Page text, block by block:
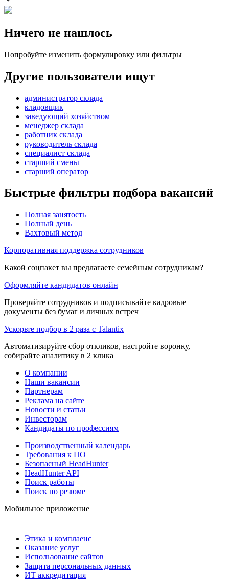
Ничего не нашлось
Попробуйте изменить формулировку или фильтры
Другие пользователи ищут
администратор склада
кладовщик
заведующий хозяйством
менеджер склада
работник склада
руководитель склада
специалист склада
старший смены
старший оператор
Быстрые фильтры подбора вакансий
Полная занятость
Полный день
Вахтовый метод
Корпоративная поддержка сотрудников
Какой соцпакет вы предлагаете семейным сотрудникам?
Оформляйте кандидатов онлайн
Проверяйте сотрудников и подписывайте кадровые
документы без бумаг и личных встреч
Ускорьте подбор в 2 раза с Talantix
Автоматизируйте сбор откликов, настройте воронку,
собирайте аналитику в 2 клика
О компании
Наши вакансии
Партнерам
Реклама на сайте
Новости и статьи
Инвесторам
Кандидаты по профессиям
Производственный календарь
Требования к ПО
Безопасный HeadHunter
HeadHunter API
Поиск работы
Поиск по резюме
Мобильное приложение
Этика и комплаенс
Оказание услуг
Использование сайтов
Защита персональных данных
ИТ аккредитация